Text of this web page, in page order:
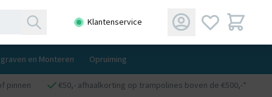
Klantenservice
en Monteren Opruiming
pinnen €50,- afhaalkorting op trampolines boven de €500,-*